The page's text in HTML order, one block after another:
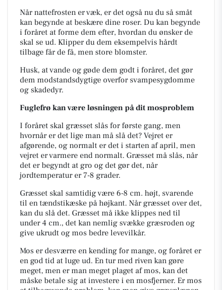
Når nattefrosten er væk, er det også nu du så småt
kan begynde at beskære dine roser. Du kan begynde
i foråret at forme dem efter, hvordan du ønsker de
skal se ud. Klipper du dem eksempelvis hårdt
tilbage får de få, men store blomster.
Husk, at vande og gøde dem godt i foråret, det gør
dem modstandsdygtige overfor svampesygdomme
og skadedyr.
Fuglefrø kan være løsningen på dit mosproblem
I foråret skal græsset slås for første gang, men
hvornår er det lige man må slå det? Vejret er
afgørende, og normalt er det i starten af april, men
vejret er varmere end normalt. Græsset må slås, når
det er begyndt at gro og det gør det, når
jordtemperatur er 7-8 grader.
Græsset skal samtidig være 6-8 cm. højt, svarende
til en tændstikæske på højkant. Når græsset over det,
kan du slå det. Græsset må ikke klippes ned til
under 4 cm., det kan nemlig svække græsroden og
give ukrudt og mos bedre levevilkår.
Mos er desværre en kending for mange, og foråret er
en god tid at luge ud. En tur med riven kan gøre
meget, men er man meget plaget af mos, kan det
måske betale sig at investere i en mosfjerner. Er mos